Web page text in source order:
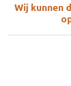
Wij kunnen